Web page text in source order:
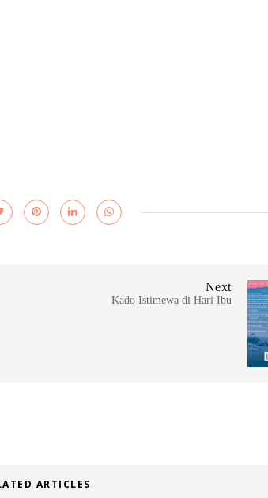
Next
Kado Istimewa di Hari Ibu
ARTICLES